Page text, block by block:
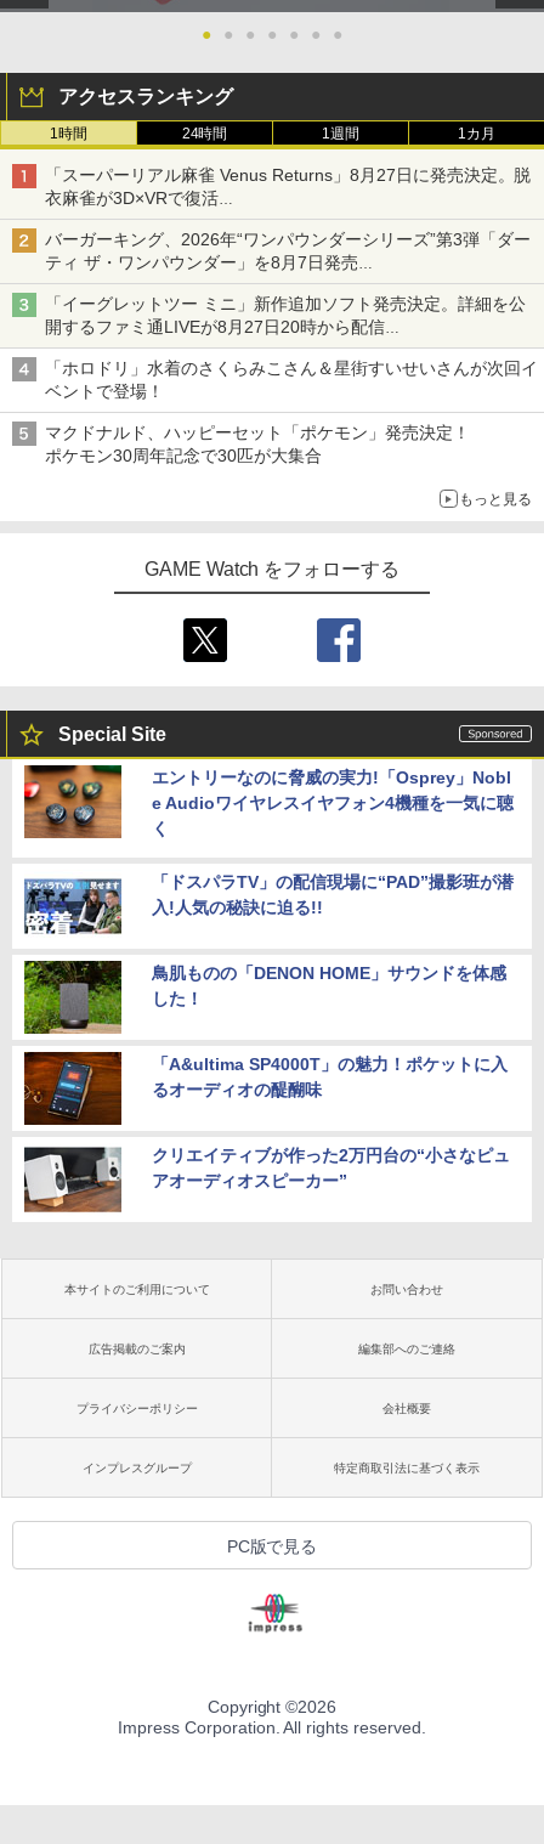
● ● ● ● ● ● ●
アクセスランキング
1時間 24時間 1週間 1カ月
「スーパーリアル麻雀 Venus Returns」8月27日に発売決定。脱
衣麻雀が3D×VRで復活
発売から2週間は20%オフになるセールが実施
バーガーキング、2026年“ワンパウンダーシリーズ”第3弾「ダー
ティ ザ・ワンパウンダー」を8月7日発売
「特製ガーリックマヨソース」を使用した超大型チーズバーガー
「イーグレットツー ミニ」新作追加ソフト発売決定。詳細を公
開するファミ通LIVEが8月27日20時から配信
シリーズ累計100タイトルへ
「ホロドリ」水着のさくらみこさん＆星街すいせいさんが次回イ
ベントで登場！
マクドナルド、ハッピーセット「ポケモン」発売決定！
ポケモン30周年記念で30匹が大集合
もっと見る
GAME Watch をフォローする
Special Site
エントリーなのに脅威の実力!「Osprey」Nobl
e Audioワイヤレスイヤフォン4機種を一気に聴
く
「ドスパラTV」の配信現場に“PAD”撮影班が潜
入!人気の秘訣に迫る!!
鳥肌ものの「DENON HOME」サウンドを体感
した！
「A&ultima SP4000T」の魅力！ポケットに入
るオーディオの醍醐味
クリエイティブが作った2万円台の“小さなピュ
アオーディオスピーカー”
本サイトのご利用について お問い合わせ
広告掲載のご案内 編集部へのご連絡
プライバシーポリシー 会社概要
インプレスグループ 特定商取引法に基づく表示
PC版で見る
Copyright ©2026
Impress Corporation. All rights reserved.